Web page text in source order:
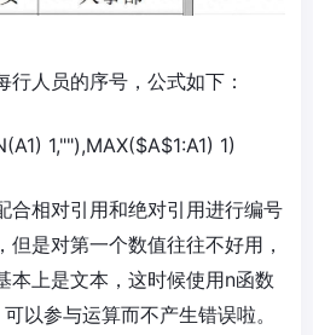
人员的序号，公式如下：
1,""),MAX($A$1:A1) 1)
合相对引用和绝对引用进行编号
是对第一个数值往往不好用，
本上是文本，这时候使用n函数
以参与运算而不产生错误啦。